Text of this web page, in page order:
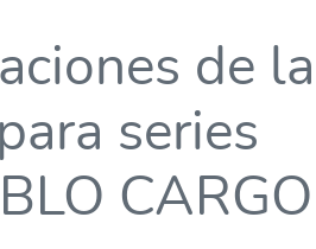
de la
series
CARGO